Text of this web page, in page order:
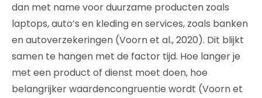
dan met name voor duurzame producten zoals
laptops, auto’s en kleding en services, zoals banken
en autoverzekeringen (Voorn et al., 2020). Dit blijkt
samen te hangen met de factor tijd. Hoe langer je
met een product of dienst moet doen, hoe
belangrijker waardencongruentie wordt (Voorn et